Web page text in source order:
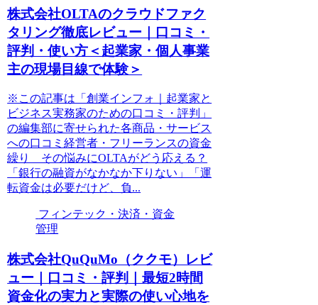
株式会社OLTAのクラウドファク
タリング徹底レビュー｜口コミ・
評判・使い方＜起業家・個人事業
主の現場目線で体験＞
※この記事は「創業インフォ｜起業家と
ビジネス実務家のための口コミ・評判」
の編集部に寄せられた各商品・サービス
への口コミ経営者・フリーランスの資金
繰り その悩みにOLTAがどう応える？
「銀行の融資がなかなか下りない」「運
転資金は必要だけど、負...
フィンテック・決済・資金
管理
株式会社QuQuMo（ククモ）レビ
ュー｜口コミ・評判｜最短2時間
資金化の実力と実際の使い心地を